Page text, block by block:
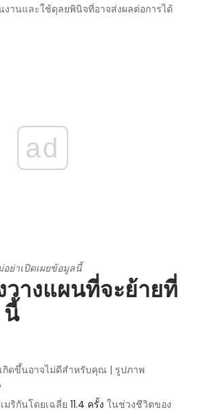
งานและใช้ดุลยพินิจที่อาจส่งผลต่อการได้
ad
อย่าเปิดเผยข้อมูลนี้
างแผนที่จะย้ายที่
นี้
กิดขึ้นอาจไม่ดีสำหรับคุณ | รูปภาพ
มริกันโดยเฉลี่ย 11.4 ครั้ง ในช่วงชีวิตของ